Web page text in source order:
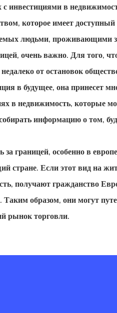
инвестициями в
которое имеет
людьми, проживающими
очень важно. Для того,
от остановок
в будущее, она принесет
в недвижимость, которые
информацию о том,
границей, особенно в
стране. Если этот вид на
получают гражданство
Таким образом, они могут
рынок торговли.